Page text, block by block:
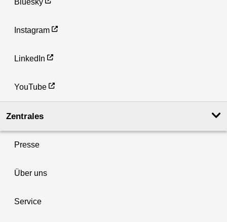
Bluesky
Instagram
LinkedIn
YouTube
Zentrales
Presse
Über uns
Service